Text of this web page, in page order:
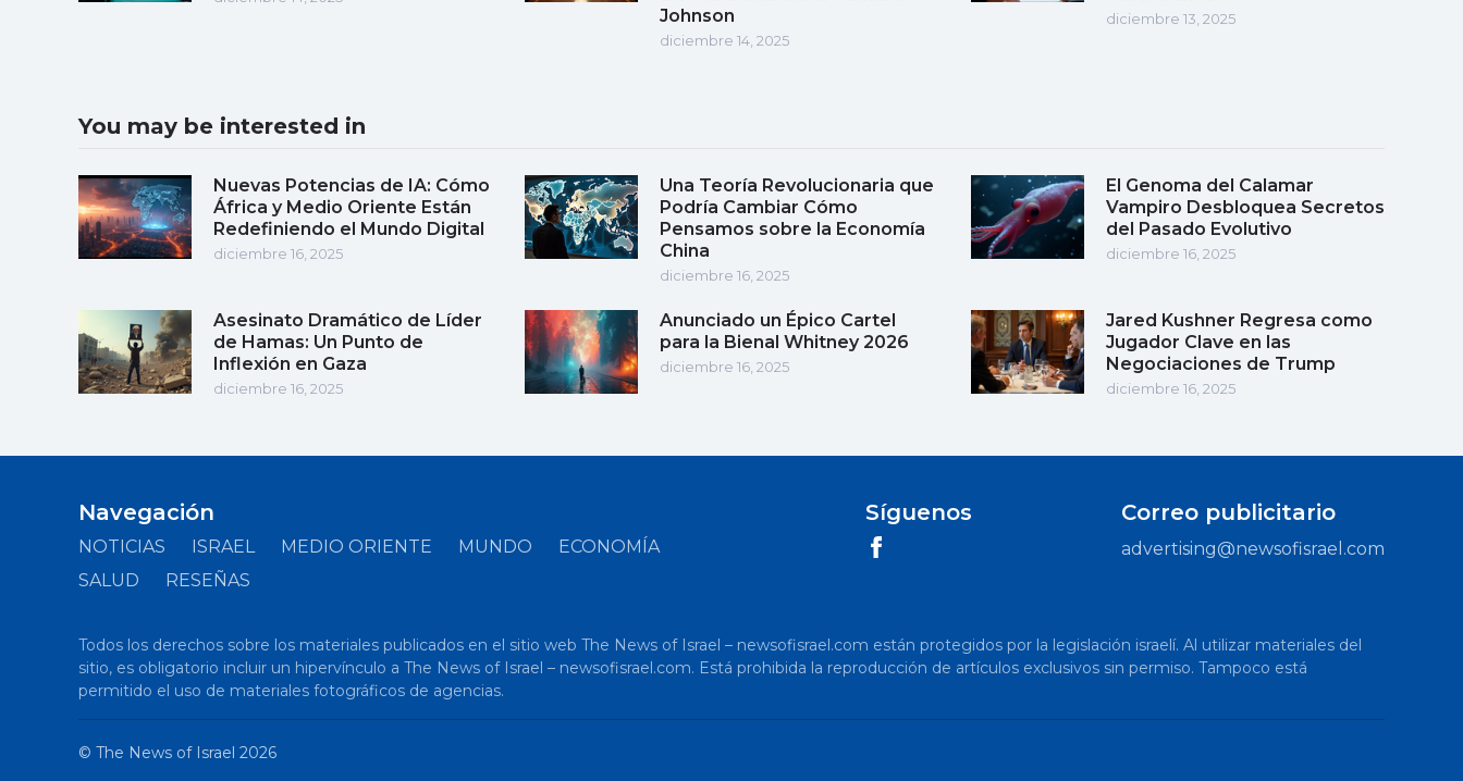
Johnson
diciembre 14, 2025
diciembre 13, 2025
You may be interested in
Nuevas Potencias de IA: Cómo
África y Medio Oriente Están
Redefiniendo el Mundo Digital
diciembre 16, 2025
Una Teoría Revolucionaria que
Podría Cambiar Cómo
Pensamos sobre la Economía
China
diciembre 16, 2025
El Genoma del Calamar
Vampiro Desbloquea Secretos
del Pasado Evolutivo
diciembre 16, 2025
Asesinato Dramático de Líder
de Hamas: Un Punto de
Inflexión en Gaza
diciembre 16, 2025
Anunciado un Épico Cartel
para la Bienal Whitney 2026
diciembre 16, 2025
Jared Kushner Regresa como
Jugador Clave en las
Negociaciones de Trump
diciembre 16, 2025
Navegación
NOTICIAS ISRAEL MEDIO ORIENTE MUNDO
ECONOMÍA
SALUD
RESEÑAS
Síguenos Correo publicitario
advertising@newsofisrael.com
Todos los derechos sobre los materiales publicados en el sitio web The News of Israel – newsofisrael.com están protegidos por la legislación israelí. Al utilizar materiales del
sitio, es obligatorio incluir un hipervínculo a The News of Israel – newsofisrael.com. Está prohibida la reproducción de artículos exclusivos sin permiso. Tampoco está
permitido el uso de materiales fotográficos de agencias.
© The News of Israel 2026